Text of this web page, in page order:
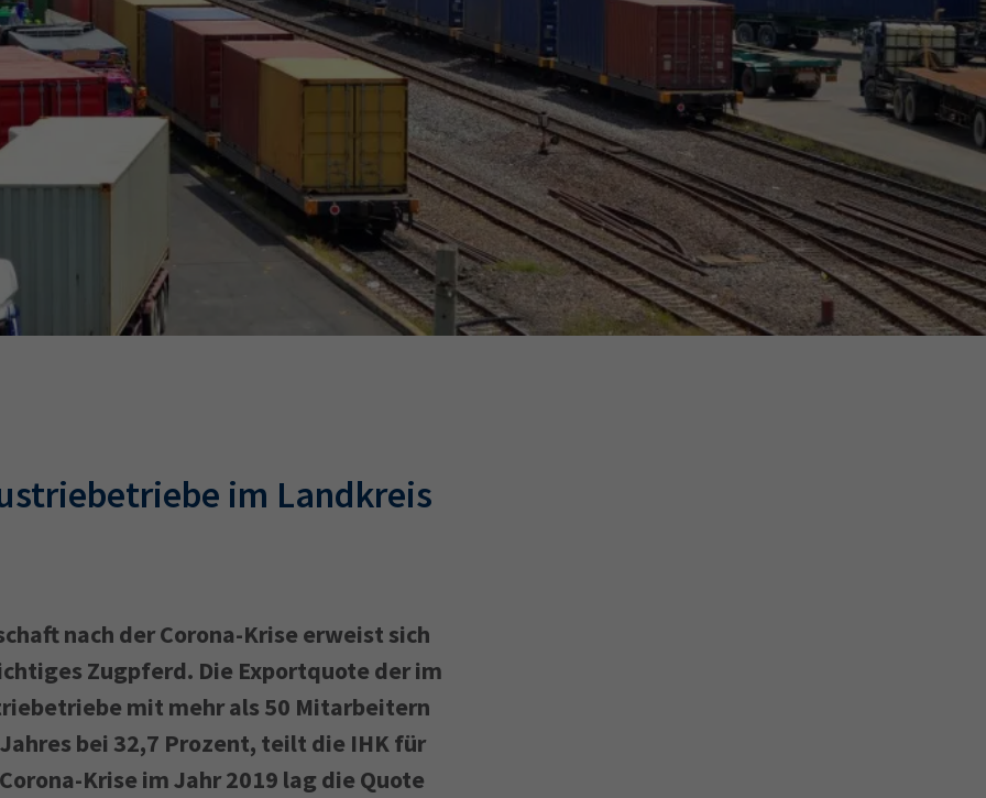
auch aus den meistgesuchten Begriffen vorauswählen
Ausbildungsvertrag AdA 34d
Prüfungstermine
Negativerklärung Sachkundeprüfung
Berichtsheft
Betriebswirt Prüfbericht
im Landkreis
nach der Corona-Krise erweist sich
Zugpferd. Die Exportquote der im
mit mehr als 50 Mitarbeitern
bei 32,7 Prozent, teilt die IHK für
Krise im Jahr 2019 lag die Quote